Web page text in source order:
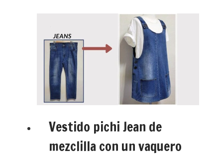
Vestido pichi Jean de
mezclilla con un vaquero